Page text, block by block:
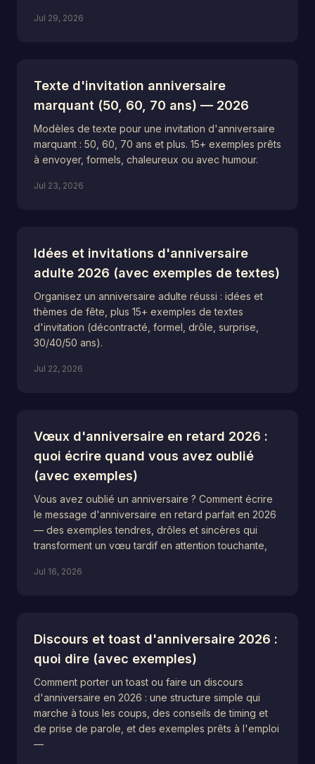
Jul 29, 2026
Texte d'invitation anniversaire
marquant (50, 60, 70 ans) — 2026
Modèles de texte pour une invitation d'anniversaire
marquant : 50, 60, 70 ans et plus. 15+ exemples prêts
à envoyer, formels, chaleureux ou avec humour.
Jul 23, 2026
Idées et invitations d'anniversaire
adulte 2026 (avec exemples de textes)
Organisez un anniversaire adulte réussi : idées et
thèmes de fête, plus 15+ exemples de textes
d'invitation (décontracté, formel, drôle, surprise,
30/40/50 ans).
Jul 22, 2026
Vœux d'anniversaire en retard 2026 :
quoi écrire quand vous avez oublié
(avec exemples)
Vous avez oublié un anniversaire ? Comment écrire
le message d'anniversaire en retard parfait en 2026
— des exemples tendres, drôles et sincères qui
transforment un vœu tardif en attention touchante,
Jul 16, 2026
Discours et toast d'anniversaire 2026 :
quoi dire (avec exemples)
Comment porter un toast ou faire un discours
d'anniversaire en 2026 : une structure simple qui
marche à tous les coups, des conseils de timing et
de prise de parole, et des exemples prêts à l'emploi
—